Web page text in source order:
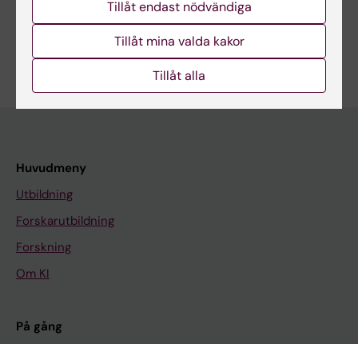
Är du Fahad Murad?
Redigera din profil
Huvudmeny
Utbildning
Forskarutbildning
Forskning
Om KI
På gång
Tillåt endast nödvändiga
Tillåt mina valda kakor
Tillåt alla